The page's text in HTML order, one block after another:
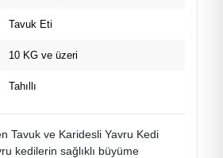
Tavuk Eti
10 KG ve üzeri
Tahıllı
Tavuk ve Karidesli Yavru Kedi
kedilerin sağlıklı büyüme